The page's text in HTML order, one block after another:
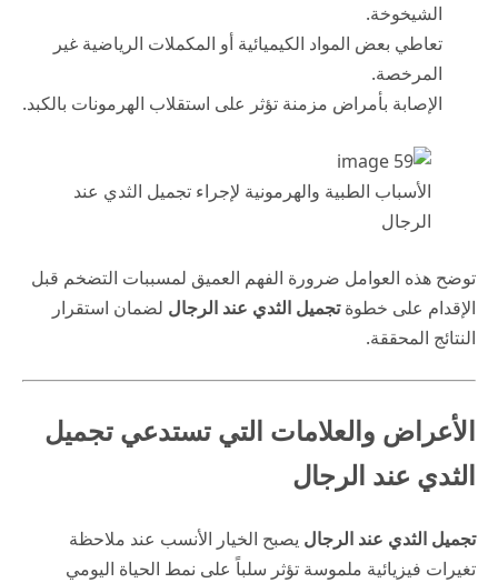
الشيخوخة.
تعاطي بعض المواد الكيميائية أو المكملات الرياضية غير
المرخصة.
الإصابة بأمراض مزمنة تؤثر على استقلاب الهرمونات بالكبد.
الأسباب الطبية والهرمونية لإجراء تجميل الثدي عند
الرجال
توضح هذه العوامل ضرورة الفهم العميق لمسببات التضخم قبل
الإقدام على خطوةتجميل الثدي عند الرجال لضمان استقرار
النتائج المحققة.
الأعراض والعلامات التي تستدعي تجميل
الثدي عند الرجال
تجميل الثدي عند الرجال يصبح الخيار الأنسب عند ملاحظة
تغيرات فيزيائية ملموسة تؤثر سلباً على نمط الحياة اليومي